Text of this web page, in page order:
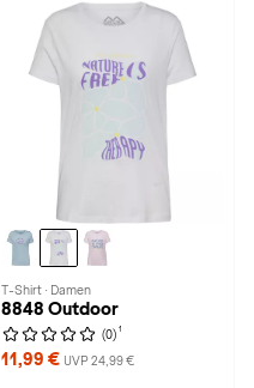
T-Shirt · Damen
8848 Outdoor
(0) 1
11,99 € UVP 24,99 €